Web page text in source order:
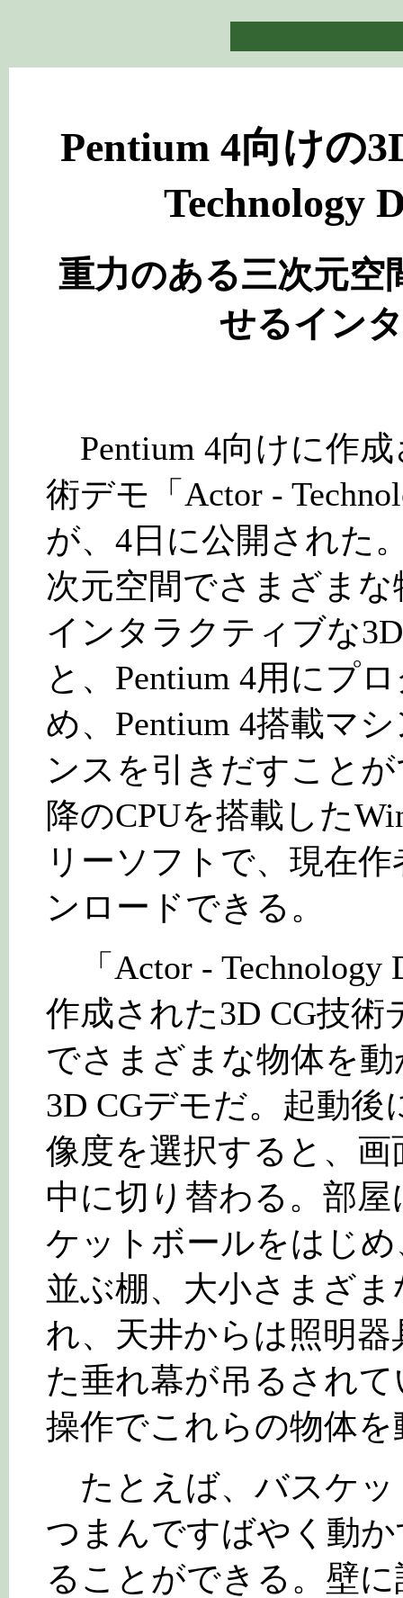
Pentium 4向けの
Technology
重力のある三次元空
せるイン
Pentium 4向けに作成
術デモ「Actor -
が、4日に公開された
次元空間でさまざま
インタラクティブな
と、Pentium 4用にプ
め、Pentium 4搭載マ
ンスを引きだすこと
降のCPUを搭載した
リーソフトで、現在
ンロードできる。
「Actor - Technology
作成された3D CG技
でさまざまな物体を
3D CGデモだ。起動
像度を選択すると、
中に切り替わる。部
ケットボールをはじ
並ぶ棚、大小さまざ
れ、天井からは照明器
た垂れ幕が吊るされ
操作でこれらの物体
たとえば、バスケッ
つまんですばやく動
ることができる。壁